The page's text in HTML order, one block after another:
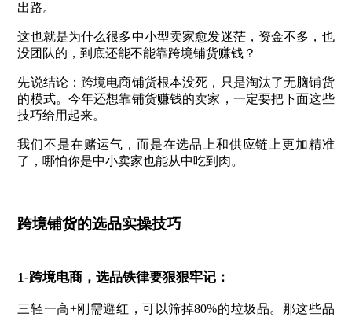
出路。
这也就是为什么很多中小型卖家愈发迷茫，资金不多，也
没团队的，到底还能不能靠跨境铺货赚钱？
先说结论：跨境电商铺货根本没死，只是淘汰了无脑铺货
的模式。今年还想靠铺货赚钱的卖家，一定要把下面这些
技巧给用起来。
我们不是在赌运气，而是在选品上和供应链上更加精准
了，哪怕你是中小卖家也能从中吃到肉。
跨境铺货的选品实操技巧
1-跨境电商，选品铁律要狠狠牢记：
三轻一高+刚需避红，可以筛掉80%的垃圾品。那这些品